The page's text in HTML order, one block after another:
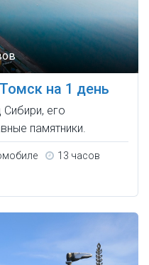
на 1 день
его
памятники.
13 часов